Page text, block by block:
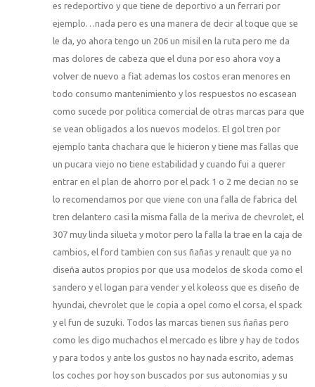
es redeportivo y que tiene de deportivo a un ferrari por
ejemplo…nada pero es una manera de decir al toque que se
le da, yo ahora tengo un 206 un misil en la ruta pero me da
mas dolores de cabeza que el duna por eso ahora voy a
volver de nuevo a fiat ademas los costos eran menores en
todo consumo mantenimiento y los respuestos no escasean
como sucede por politica comercial de otras marcas para que
se vean obligados a los nuevos modelos. El gol tren por
ejemplo tanta chachara que le hicieron y tiene mas fallas que
un pucara viejo no tiene estabilidad y cuando fui a querer
entrar en el plan de ahorro por el pack 1 o 2 me decian no se
lo recomendamos por que viene con una falla de fabrica del
tren delantero casi la misma falla de la meriva de chevrolet, el
307 muy linda silueta y motor pero la falla la trae en la caja de
cambios, el ford tambien con sus ñañas y renault que ya no
diseña autos propios por que usa modelos de skoda como el
sandero y el logan para vender y el koleoss que es diseño de
hyundai, chevrolet que le copia a opel como el corsa, el spack
y el fun de suzuki. Todos las marcas tienen sus ñañas pero
como les digo muchachos el mercado es libre y hay de todos
y para todos y ante los gustos no hay nada escrito, ademas
los coches por hoy son buscados por sus autonomias y su